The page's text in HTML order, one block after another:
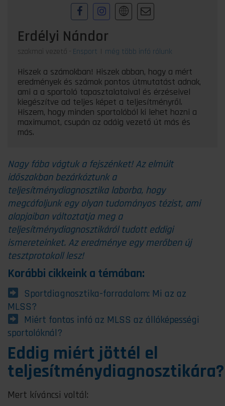
Erdélyi Nándor
szakmai vezető - Ensport | még több infó rólunk
Hiszek a számokban! Hiszek abban, hogy a mért
eredmények és számok pontos útmutatást adnak,
ami a a sportoló tapasztalataival és érzéseivel
kiegészítve ad teljes képet a teljesítményről.
Hiszem, hogy minden sportolóból ki lehet hozni a
maximumot, csupán az odáig vezető út más és
más.
Nagy fába vágtuk a fejszénket! Az elmúlt
időszakban bezárkóztunk a
teljesítménydiagnosztika laborba, hogy
megcáfoljunk egy olyan tudományos tézist, ami
alapjaiban változtatja meg a
teljesítménydiagnosztikáról tudott eddigi
ismereteinket. Az eredménye egy merőben új
tesztprotokoll lesz!
Korábbi cikkeink a témában:
Sportdiagnosztika-forradalom: Mi az az
MLSS?
Miért fontos infó az MLSS az állóképességi
sportolóknál?
Eddig miért jöttél el
teljesítménydiagnosztikára?
Mert kíváncsi voltál: